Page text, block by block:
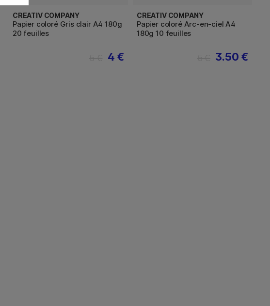
CREATIV COMPANY
Papier coloré Gris clair A4 180g
20 feuilles
4 €
CREATIV COMPANY
Papier coloré Arc-en-ciel A4
180g 10 feuilles
3.50 €